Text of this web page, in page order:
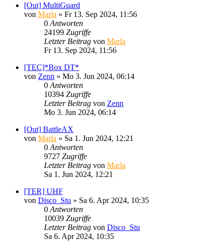
[Out] MultiGuard
von Marla » Fr 13. Sep 2024, 11:56
0 Antworten
24199 Zugriffe
Letzter Beitrag von Marla
Fr 13. Sep 2024, 11:56
[TEC]*Box DT*
von Zenn » Mo 3. Jun 2024, 06:14
0 Antworten
10394 Zugriffe
Letzter Beitrag von Zenn
Mo 3. Jun 2024, 06:14
[Out] BattleAX
von Marla » Sa 1. Jun 2024, 12:21
0 Antworten
9727 Zugriffe
Letzter Beitrag von Marla
Sa 1. Jun 2024, 12:21
[TER] UHF
von Disco_Stu » Sa 6. Apr 2024, 10:35
0 Antworten
10039 Zugriffe
Letzter Beitrag von Disco_Stu
Sa 6. Apr 2024, 10:35